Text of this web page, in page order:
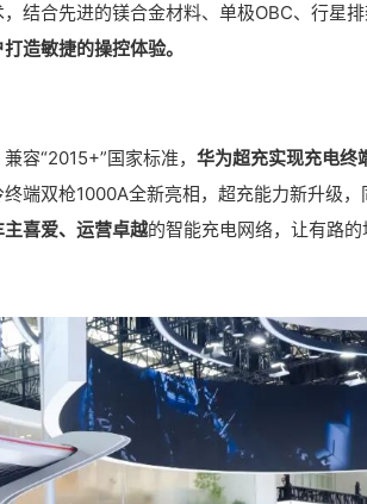
结合先进的镁合金材料、单极OBC、行星
造敏捷的操控体验。
容“2015+”国家标准， 华为超充实现充电终
端双枪1000A全新亮相，超充能力新升级，
喜爱、运营卓越的智能充电网络，让有路的